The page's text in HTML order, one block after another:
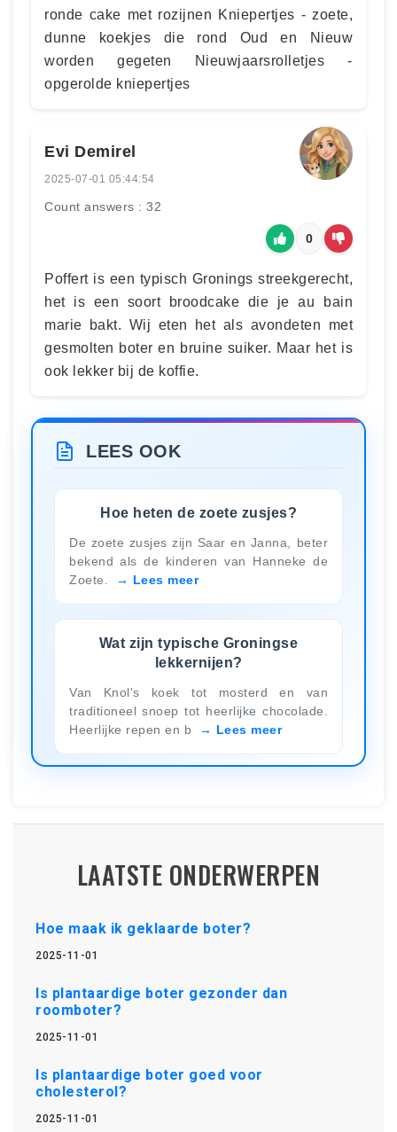
ronde cake met rozijnen Kniepertjes - zoete,
dunne koekjes die rond Oud en Nieuw
worden gegeten Nieuwjaarsrolletjes -
opgerolde kniepertjes
Evi Demirel
2025-07-01 05:44:54
Count answers : 32
0
Poffert is een typisch Gronings streekgerecht,
het is een soort broodcake die je au bain
marie bakt. Wij eten het als avondeten met
gesmolten boter en bruine suiker. Maar het is
ook lekker bij de koffie.
LEES OOK
Hoe heten de zoete zusjes?
De zoete zusjes zijn Saar en Janna, beter
bekend als de kinderen van Hanneke de
Zoete.
Lees meer
Wat zijn typische Groningse
lekkernijen?
Van Knol's koek tot mosterd en van
traditioneel snoep tot heerlijke chocolade.
Heerlijke repen en b
Lees meer
LAATSTE ONDERWERPEN
Hoe maak ik geklaarde boter?
2025-11-01
Is plantaardige boter gezonder dan
roomboter?
2025-11-01
Is plantaardige boter goed voor
cholesterol?
2025-11-01